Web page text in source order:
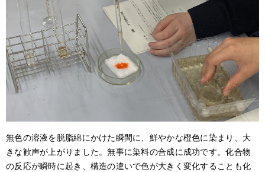
無色の溶液を脱脂綿にかけた瞬間に、鮮やかな橙色に染まり、大
きな歓声が上がりました。無事に染料の合成に成功です。化合物
の反応が瞬時に起き、構造の違いで色が大きく変化することも化